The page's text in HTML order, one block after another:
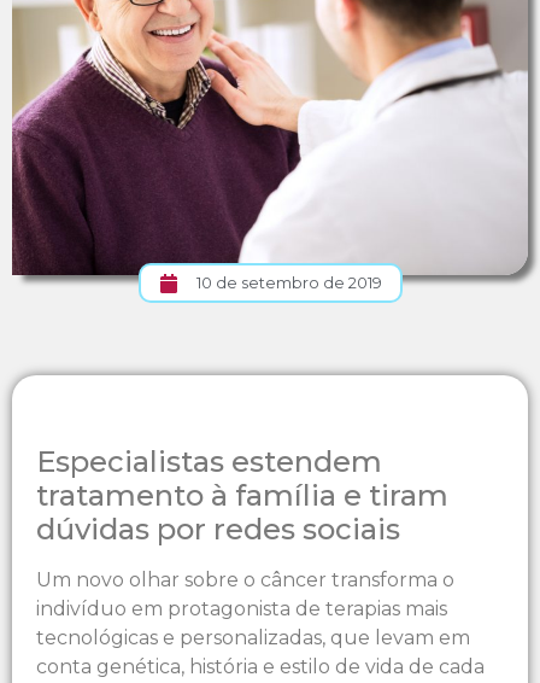
10 de setembro de 2019
Especialistas estendem
tratamento à família e tiram
dúvidas por redes sociais
Um novo olhar sobre o câncer transforma o
indivíduo em protagonista de terapias mais
tecnológicas e personalizadas, que levam em
conta genética, história e estilo de vida de cada